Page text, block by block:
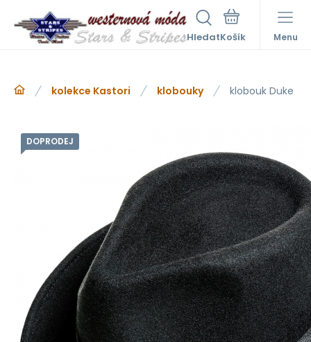
Hledat Menu
kolekce Kastori klobouky klobouk Duke
DOPRODEJ